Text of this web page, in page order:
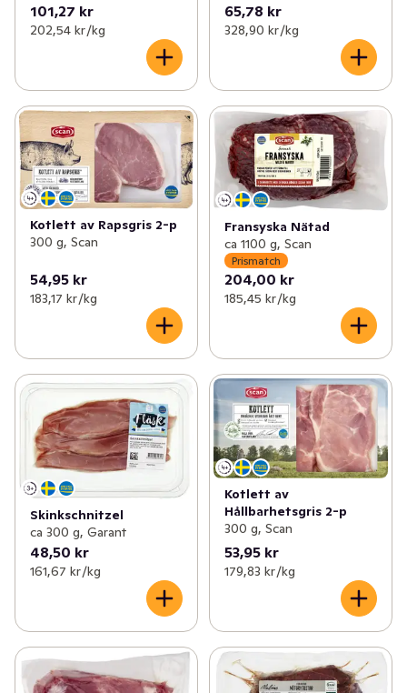
101,27 kr
202,54 kr /kg
65,78 kr
328,90 kr /kg
Kotlett av Rapsgris 2-p
300 g, Scan
54,95 kr
183,17 kr /kg
Fransyska Nätad
ca 1100 g, Scan
Prismatch
204,00 kr
185,45 kr /kg
Skinkschnitzel
ca 300 g, Garant
48,50 kr
161,67 kr /kg
Kotlett av
Hållbarhetsgris 2-p
300 g, Scan
53,95 kr
179,83 kr /kg